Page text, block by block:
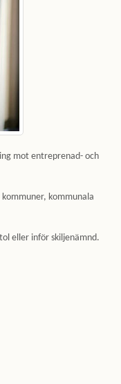
mot entreprenad- och
kommunala
eller inför skiljenämnd.